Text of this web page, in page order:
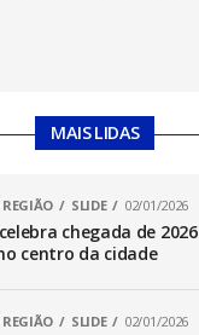
MAIS LIDAS
SLIDE 02/01/2026
chegada de
centro da cidade
SLIDE 02/01/2026